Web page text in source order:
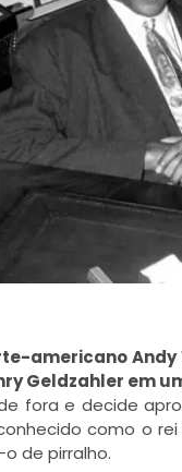
americano
Geldzahler em
fora e decide
como o
de pirralho.